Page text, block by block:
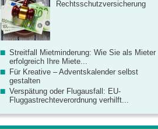
Rechtsschutzversicherung
Streitfall Mietminderung: Wie Sie als Mieter
erfolgreich Ihre Miete...
Für Kreative – Adventskalender selbst
gestalten
Verspätung oder Flugausfall: EU-
Fluggastrechteverordnung verhilft...